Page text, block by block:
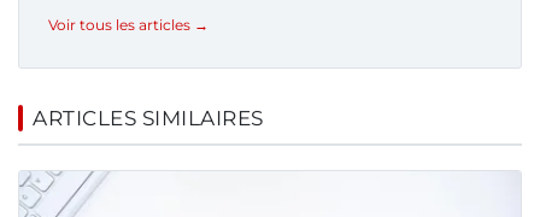
Voir tous les articles →
ARTICLES SIMILAIRES